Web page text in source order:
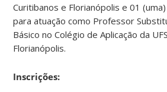
Curitibanos e Florianópolis e 01
para atuação como Professor
Básico no Colégio de Aplicação da
Florianópolis.
Inscrições: